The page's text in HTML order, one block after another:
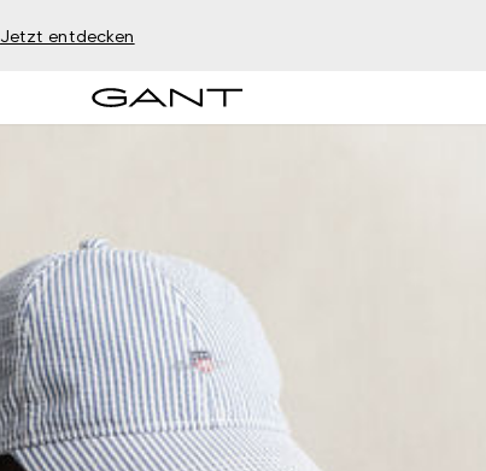
Jetzt entdecken